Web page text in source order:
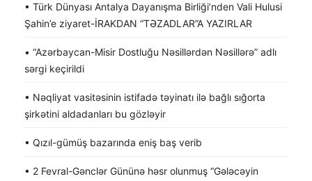
• Türk Dünyası Antalya Dayanışma Birliği’nden Vali Hulusi
Şahin’e ziyaret-İRAKDAN “TƏZADLAR”A YAZIRLAR
• “Azərbaycan-Misir Dostluğu Nəsillərdən Nəsillərə” adlı
sərgi keçirildi
• Nəqliyat vasitəsinin istifadə təyinatı ilə bağlı sığorta
şirkətini aldadanları bu gözləyir
• Qızıl-gümüş bazarında eniş baş verib
• 2 Fevral-Gənclər Gününə həsr olunmuş “Gələcəyin